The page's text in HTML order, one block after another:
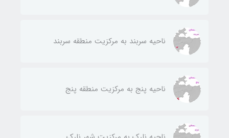
ناحيه سربند به مركزيت منطقه سربند
ناحيه پنج به مركزيت منطقه پنج